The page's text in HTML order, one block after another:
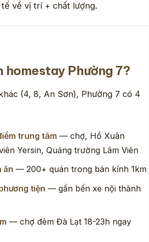
về vị trí + chất lượng.
homestay Phường 7?
(4, 8, An Sơn), Phường 7 có 4
trung tâm — chợ, Hồ Xuân
Yersin, Quảng trường Lâm Viên
ăn — 200+ quán trong bán kính 1km
tiện — gần bến xe nội thành
— chợ đêm Đà Lạt 18-23h ngay